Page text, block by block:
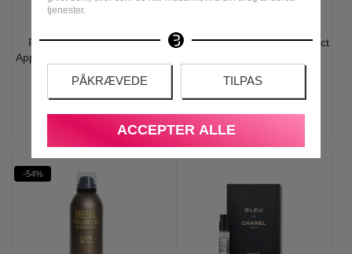
tjenester.
PÅKRÆVEDE TILPAS
ACCEPTER ALLE
Fragrance World - Elysia
Apple Rouge Eau de Parfum -
100 ml
David Beckham - True Instinct
-54%